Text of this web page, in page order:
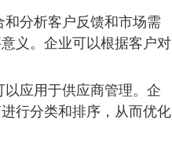
分析客户反馈和市场需
义。企业可以根据客户对
以应用于供应商管理。企
行分类和排序，从而优化